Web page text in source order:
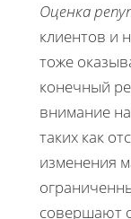
Оценка
клиентов и
тоже
конечный
внимание
таких как
изменения
совершают